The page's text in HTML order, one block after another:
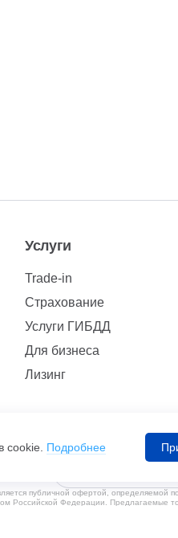
Услуги
Trade-in
Страхование
Услуги ГИБДД
Для бизнеса
Лизинг
публичной офертой, определяемой
Российской Федерации. Предлагаемые
cookie. Подробнее